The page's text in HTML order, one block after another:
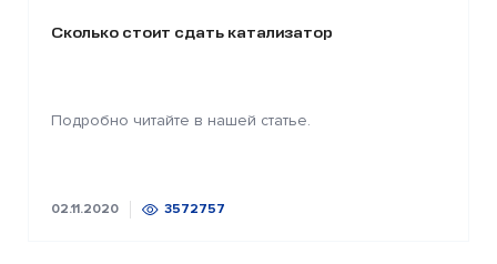
Сколько стоит сдать катализатор
Подробно читайте в нашей статье.
02.11.2020 3572757